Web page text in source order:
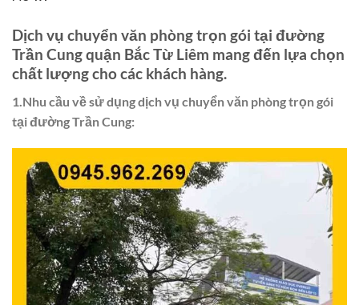
Dịch vụ chuyển văn phòng trọn gói tại đường
Trần Cung quận Bắc Từ Liêm mang đến lựa chọn
chất lượng cho các khách hàng.
1.Nhu cầu về sử dụng dịch vụ chuyển văn phòng trọn gói
tại đường Trần Cung: